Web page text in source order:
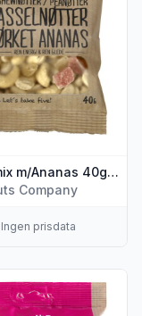
Nøttemix m/Ananas 40g The Nuts Company
Company
Ingen prisdata
150g The Nuts
detaljer for